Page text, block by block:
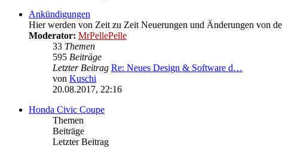
Ankündigungen
Hier werden von Zeit zu Zeit Neuerungen und Änderungen von
Moderator: MrPellePelle
33 Themen
595 Beiträge
Letzter Beitrag Re: Neues Design & Software d…
von Kuschi
Neuester
20.08.2017, 22:16
Honda Civic Coupe
Themen
Beiträge
Letzter Beitrag